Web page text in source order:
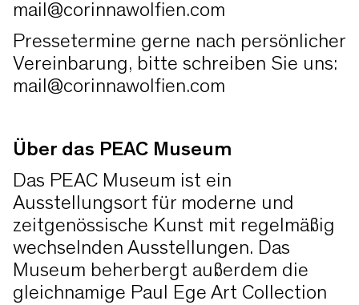
mail@corinnawolfien.com
Pressetermine gerne nach persönlicher
Vereinbarung, bitte schreiben Sie uns:
mail@corinnawolfien.com
Über das PEAC Museum
Das PEAC Museum ist ein
Ausstellungsort für moderne und
zeitgenössische Kunst mit regelmäßig
wechselnden Ausstellungen. Das
Museum beherbergt außerdem die
gleichnamige Paul Ege Art Collection